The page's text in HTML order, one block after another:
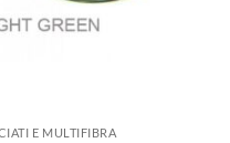
E MULTIFIBRA